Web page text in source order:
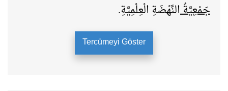
جَمْعِيَّةُالنَّهْضَةِ الْعِلْمِيَّةِ.
Tercümeyi Göster